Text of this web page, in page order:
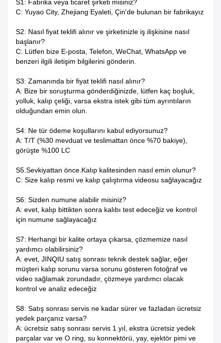
S1: Fabrika veya ticaret şirketi misiniz?
C: Yuyao City, Zhejiang Eyaleti, Çin'de bulunan bir fabrikayız
S2: Nasıl fiyat teklifi alınır ve şirketinizle iş ilişkisine nasıl
başlanır?
C: Lütfen bize E-posta, Telefon, WeChat, WhatsApp ve
benzeri ilgili iletişim bilgilerini gönderin.
S3: Zamanında bir fiyat teklifi nasıl alınır?
A: Bize bir soruşturma gönderdiğinizde, lütfen kaç boşluk,
yolluk, kalıp çeliği, varsa ekstra istek gibi tüm ayrıntıların
olduğundan emin olun.
S4: Ne tür ödeme koşullarını kabul ediyorsunuz?
A: T/T (%30 mevduat ve teslimattan önce %70 bakiye),
görüşte %100 LC
S5.Sevkiyattan önce.Kalıp kalitesinden nasıl emin olunur?
C: Size kalıp resmi ve kalıp çalıştırma videosu sağlayacağız
S6: Sizden numune alabilir misiniz?
A: evet, kalıp bittikten sonra kalıbı test edeceğiz ve kontrol
için numune sağlayacağız
S7: Herhangi bir kalite ortaya çıkarsa, çözmemize nasıl
yardımcı olabilirsiniz?
A: evet, JINQIU satış sonrası teknik destek sağlar, eğer
müşteri kalıp sorunu varsa sorunu gösteren fotoğraf ve
video sağlamak zorundadır, çözmeye yardımcı olacak
kontrol ve analiz edeceğiz
S8: Satış sonrası servis ne kadar sürer ve fazladan ücretsiz
yedek parçanız varsa?
A: ücretsiz satış sonrası servis 1 yıl, ekstra ücretsiz yedek
parçalar var ve O ring, su konnektörü, yay, ejektör pimi ve